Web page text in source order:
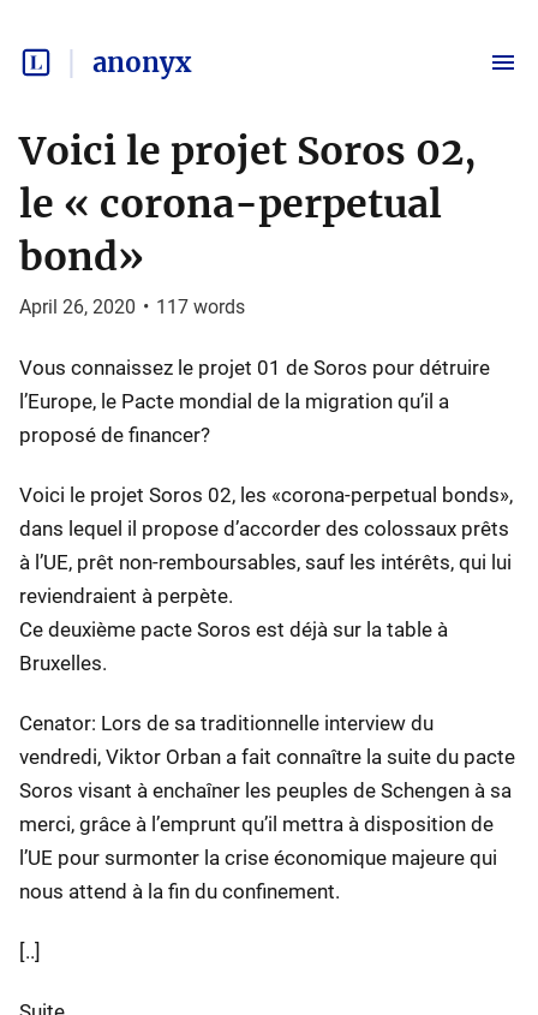
anonyx
Voici le projet Soros 02,
le « corona-perpetual
bond»
April 26, 2020 • 117 words
Vous connaissez le projet 01 de Soros pour détruire
l’Europe, le Pacte mondial de la migration qu’il a
proposé de financer?
Voici le projet Soros 02, les «corona-perpetual bonds»,
dans lequel il propose d’accorder des colossaux prêts
à l’UE, prêt non-remboursables, sauf les intérêts, qui lui
reviendraient à perpète.
Ce deuxième pacte Soros est déjà sur la table à
Bruxelles.
Cenator: Lors de sa traditionnelle interview du
vendredi, Viktor Orban a fait connaître la suite du pacte
Soros visant à enchaîner les peuples de Schengen à sa
merci, grâce à l’emprunt qu’il mettra à disposition de
l’UE pour surmonter la crise économique majeure qui
nous attend à la fin du confinement.
[..]